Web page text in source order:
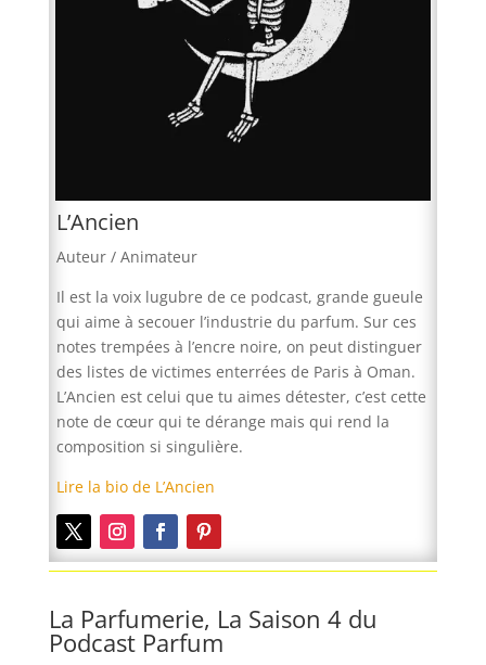
L’Ancien
Auteur / Animateur
Il est la voix lugubre de ce podcast, grande gueule
qui aime à secouer l’industrie du parfum. Sur ces
notes trempées à l’encre noire, on peut distinguer
des listes de victimes enterrées de Paris à Oman.
L’Ancien est celui que tu aimes détester, c’est cette
note de cœur qui te dérange mais qui rend la
composition si singulière.
Lire la bio de L’Ancien
La Parfumerie, La Saison 4 du
Podcast Parfum